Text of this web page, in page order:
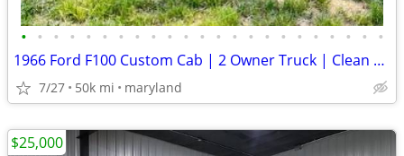
• • • • • • • • • • • • • • • • • • • • • • •
1966 Ford F100 Custom Cab | 2 Owner Truck | Clean MD Title | $22,800
7/27 50k mi maryland
$25,000